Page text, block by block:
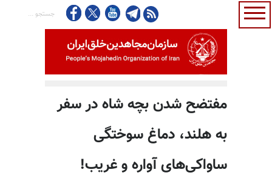
مفتضح شدن بچه شاه در سفر
به هلند، دماغ سوختگی
ساواکی‌های آواره و غریب!